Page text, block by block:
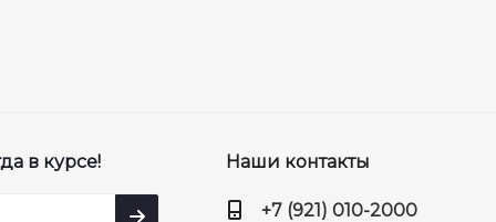
в курсе! Наши контакты
+7 (921) 010-2000